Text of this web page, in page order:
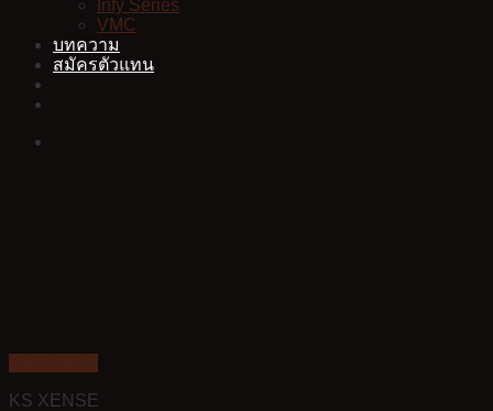
Infy Series
VMC
บทความ
สมัครตัวแทน
KS XENSE